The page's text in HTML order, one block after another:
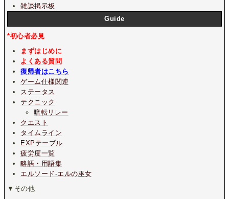
雑談掲示板
Guide
*初心者必見
まずはじめに
よくある質問
復帰者はこちら
ゲーム仕様関連
ステータス
テクニック
暗転リレー
クエスト
タイムライン
EXPテーブル
疲労度一覧
略語・用語集
エルソード-エルの巫女
▼その他